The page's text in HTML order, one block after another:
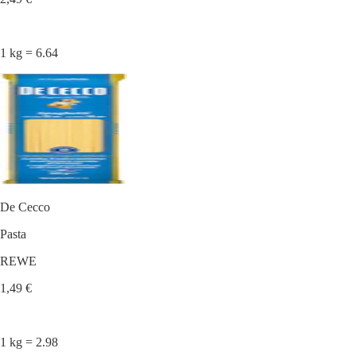
1 kg = 6.64
De Cecco
Pasta
REWE
1,49 €
1 kg = 2.98